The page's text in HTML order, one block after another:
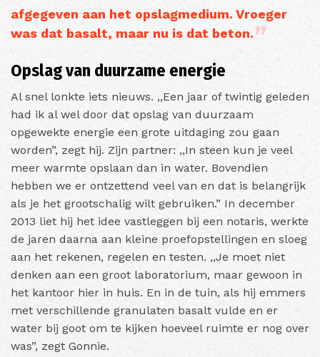
afgegeven aan het opslagmedium. Vroeger
was dat basalt, maar nu is dat beton.
Opslag van duurzame energie
Al snel lonkte iets nieuws. ,,Een jaar of twintig geleden
had ik al wel door dat opslag van duurzaam
opgewekte energie een grote uitdaging zou gaan
worden”, zegt hij. Zijn partner: ,,In steen kun je veel
meer warmte opslaan dan in water. Bovendien
hebben we er ontzettend veel van en dat is belangrijk
als je het grootschalig wilt gebruiken.” In december
2013 liet hij het idee vastleggen bij een notaris, werkte
de jaren daarna aan kleine proefopstellingen en sloeg
aan het rekenen, regelen en testen. ,,Je moet niet
denken aan een groot laboratorium, maar gewoon in
het kantoor hier in huis. En in de tuin, als hij emmers
met verschillende granulaten basalt vulde en er
water bij goot om te kijken hoeveel ruimte er nog over
was”, zegt Gonnie.